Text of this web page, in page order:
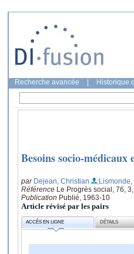
Recherche avancée Historique
Besoins socio-
par Dejean, Christian
;Lismonde,
Référence Le Progrès social, 76,
Publication Publié, 1963-10
Article révisé par les pairs
ACCÈS EN LIGNE DÉTAILS